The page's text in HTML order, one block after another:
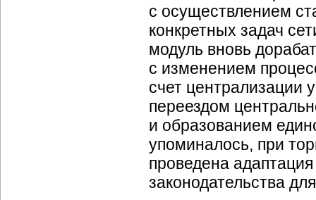
с осуществлением
конкретных задач
модуль вновь
с изменением
счет централизации
переездом
и образованием
упоминалось, при
проведена
законодательства